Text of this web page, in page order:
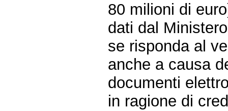
80 milioni di
dati dal
se risponda al
anche a causa
documenti
in ragione di